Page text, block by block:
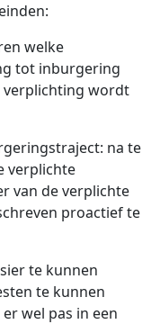
welke
tot inburgering
verplichting wordt
na te
verplichte
van de verplichte
proactief te
te kunnen
te kunnen
wel pas in een